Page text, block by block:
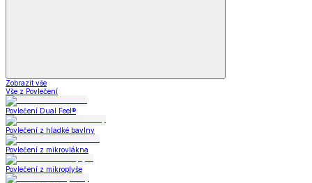
Zobrazit vše
Vše z Povlečení
Povlečení Dual Feel®
Povlečení z hladké bavlny
Povlečení z mikrovlákna
Povlečení z mikroplyše